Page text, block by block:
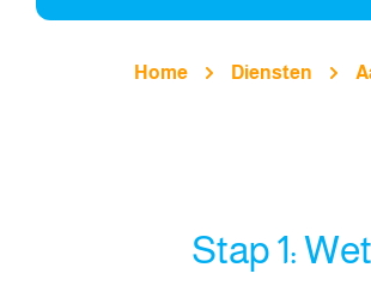
Home Diensten
Stap 1: